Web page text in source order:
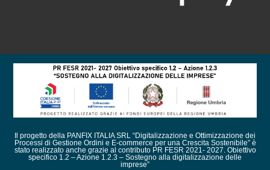
Il progetto della PANFIX ITALIA SRL “Digitalizzazione e Ottimizzazione dei
Processi di Gestione Ordini e E-commerce per una Crescita Sostenibile” è
stato realizzato anche grazie al contributo PR FESR 2021- 2027. Obiettivo
specifico 1.2 – Azione 1.2.3 – Sostegno alla digitalizzazione delle
imprese”